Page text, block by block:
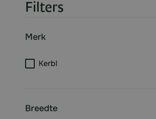
Filters
Merk
Kerbl
Breedte